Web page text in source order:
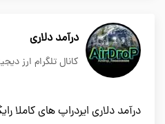
درآمد دلاری
کانال تلگرام ارز
درآمد دلاری ایردراپ های کاملا